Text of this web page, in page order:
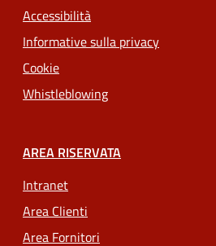
Accessibilità
Informative sulla privacy
Cookie
Whistleblowing
AREA RISERVATA
Intranet
Area Clienti
Area Fornitori